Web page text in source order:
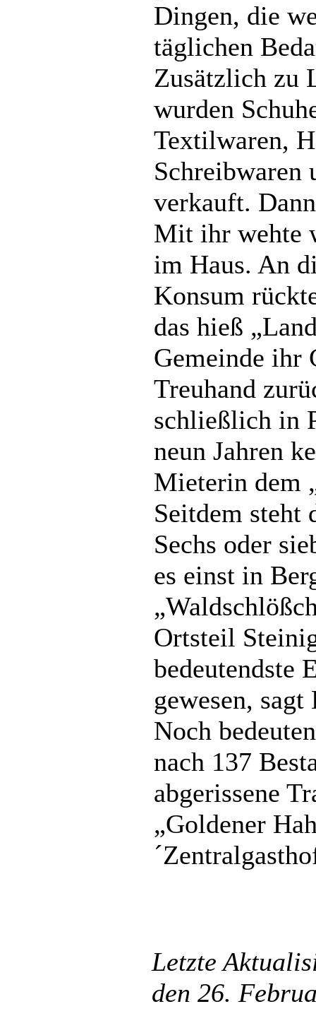
Dingen, die
täglichen
Zusätzlich zu
wurden
Textilwaren,
Schreibwaren
verkauft.
Mit ihr wehte
im Haus. An
Konsum
das hieß
Gemeinde ihr
Treuhand
schließlich in
neun Jahren
Mieterin dem
Seitdem steht
Sechs oder
es einst in
Ortsteil
bedeutendste
gewesen,
Noch
nach 137
abgerissene
„Goldener
Letzte
den 26.